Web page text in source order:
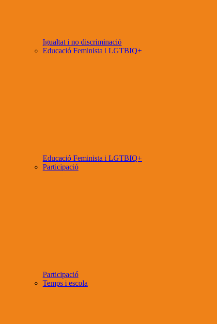
Igualtat i no discriminació
Educació Feminista i LGTBIQ+
Educació Feminista i LGTBIQ+
Participació
Participació
Temps i escola